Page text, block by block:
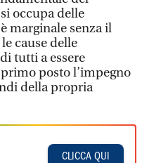
occupa delle
marginale senza il
cause delle
tutti a essere
posto l’impegno
della propria
CLICCA QUI